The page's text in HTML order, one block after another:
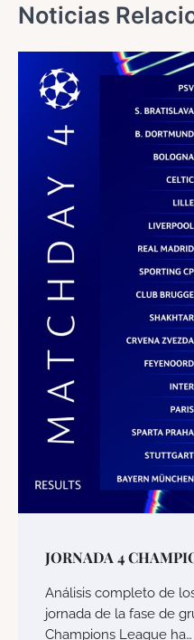
Noticias
JORNADA 4
Análisis completo de
jornada de la fase de
Champions League ha…